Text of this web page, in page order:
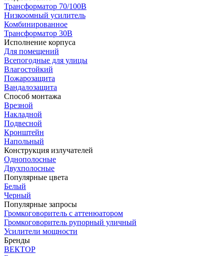
Трансформатор 70/100В
Низкоомный усилитель
Комбинированное
Трансформатор 30В
Исполнение корпуса
Для помещений
Всепогодные для улицы
Влагостойкий
Пожарозащита
Вандалозащита
Способ монтажа
Врезной
Накладной
Подвесной
Кронштейн
Напольный
Конструкция излучателей
Однополосные
Двухполосные
Популярные цвета
Белый
Черный
Популярные запросы
Громкоговоритель с аттенюатором
Громкоговоритель рупорный уличный
Усилители мощности
Бренды
ВЕКТОР